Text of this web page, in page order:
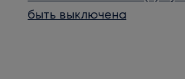
быть выключена